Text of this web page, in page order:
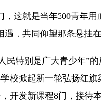
这就是当年300青年用
，共同仰望那条悬挂在
特别是广大青少年”
校掀起新一轮弘扬红
开发新课程8门，接待